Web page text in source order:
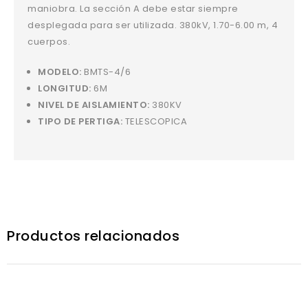
maniobra. La sección A debe estar siempre
desplegada para ser utilizada. 380kV, 1.70-6.00 m, 4
cuerpos.
MODELO: BMTS-4/6
LONGITUD: 6M
NIVEL DE AISLAMIENTO: 380KV
TIPO DE PERTIGA: TELESCOPICA
Productos relacionados